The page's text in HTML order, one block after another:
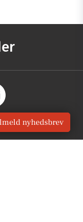
nyhedsbrev